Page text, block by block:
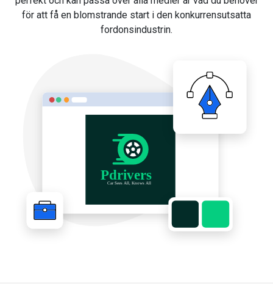
för att få en blomstrande start i den konkurrensutsatta
fordonsindustrin.